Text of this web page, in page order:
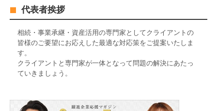
代表者挨拶
相続・事業承継・資産活用の専門家としてクライアントの
皆様のご要望にお応えした最適な対応策をご提案いたしま
す。
クライアントと専門家が一体となって問題の解決にあたっ
ていきましょう。